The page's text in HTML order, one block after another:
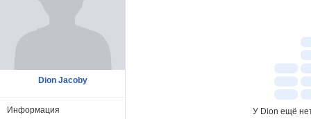
У Dion ещё
Dion Jacoby
Информация